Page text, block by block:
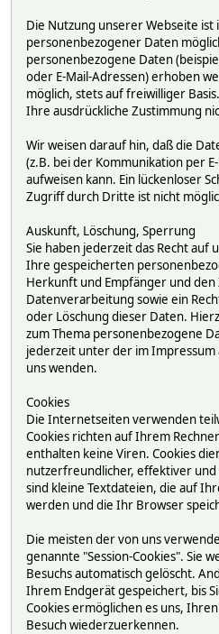
Die Nutzung unserer Webseite ist
personenbezogener Daten
personenbezogene Daten
oder E-Mail-Adressen) erhoben
möglich, stets auf freiwilliger
Ihre ausdrückliche Zustimmung
Wir weisen darauf hin, daß die
(z.B. bei der Kommunikation per
aufweisen kann. Ein lückenloser
Zugriff durch Dritte ist nicht
Auskunft, Löschung, Sperrung
Sie haben jederzeit das Recht
Ihre gespeicherten
Herkunft und Empfänger und den
Datenverarbeitung sowie ein
oder Löschung dieser Daten.
zum Thema personenbezogene
jederzeit unter der im Impressum
uns wenden.
Cookies
Die Internetseiten verwenden
Cookies richten auf Ihrem
enthalten keine Viren. Cookies
nutzerfreundlicher, effektiver und
sind kleine Textdateien, die auf
werden und die Ihr Browser
Die meisten der von uns
genannte "Session-Cookies". Sie
Besuchs automatisch gelöscht.
Ihrem Endgerät gespeichert, bis
Cookies ermöglichen es uns,
Besuch wiederzuerkennen.